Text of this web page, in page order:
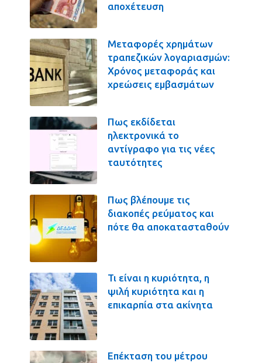
αποχέτευση
Μεταφορές χρημάτων
τραπεζικών λογαριασμών:
Χρόνος μεταφοράς και
χρεώσεις εμβασμάτων
Πως εκδίδεται
ηλεκτρονικά το
αντίγραφο για τις νέες
ταυτότητες
Πως βλέπουμε τις
διακοπές ρεύματος και
πότε θα αποκατασταθούν
Τι είναι η κυριότητα, η
ψιλή κυριότητα και η
επικαρπία στα ακίνητα
Επέκταση του μέτρου